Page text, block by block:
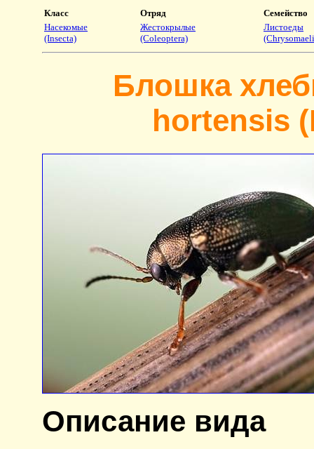
Класс Отряд
Семейство
Насекомые
(Insecta)
Жестокрылые
(Coleoptera)
Листоеды
Блошка
hortensis
Описание вида